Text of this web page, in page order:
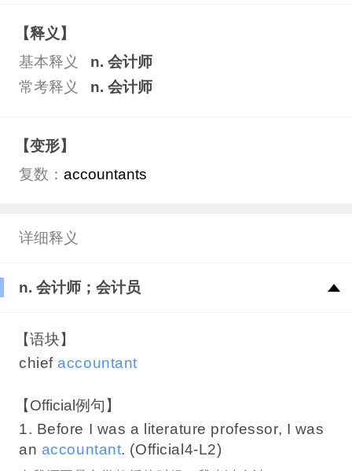
【释义】
基本释义
n. 会计师
常考释义
n. 会计师
【变形】
复数： accountants
详细释义
n. 会计师；会计员
【语块】
chief accountant
【Official例句】
1. Before I was a literature professor, I was
an accountant. (Official4-L2)